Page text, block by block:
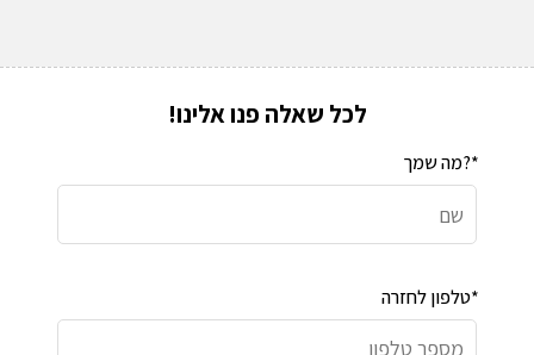
לכל שאלה פנו אלינו!
מה שמך?*
טלפון לחזרה*